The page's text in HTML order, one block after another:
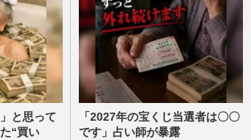
と思って
“買い
「2027年の宝くじ当選者は〇〇
です」占い師が暴露